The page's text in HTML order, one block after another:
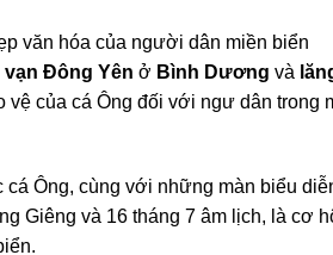
văn hóa của người dân miền biển
vạn Đông Yên ở Bình Dương và
vệ của cá Ông đối với ngư dân trong
Ông, cùng với những màn biểu
Giêng và 16 tháng 7 âm lịch, là cơ